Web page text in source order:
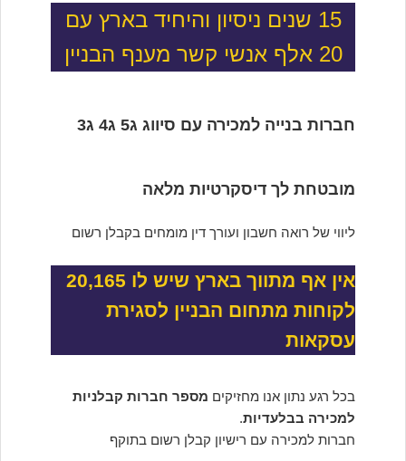
15 שנים ניסיון והיחיד בארץ עם
20 אלף אנשי קשר מענף הבניין
חברות בנייה למכירה עם סיווג ג5 ג4 ג3
מובטחת לך דיסקרטיות מלאה
ליווי של רואה חשבון ועורך דין מומחים בקבלן רשום
אין אף מתווך בארץ שיש לו 20,165
לקוחות מתחום הבניין לסגירת
עסקאות
בכל רגע נתון אנו מחזיקים מספר חברות קבלניות
למכירה בבלעדיות.
חברות למכירה עם רישיון קבלן רשום בתוקף